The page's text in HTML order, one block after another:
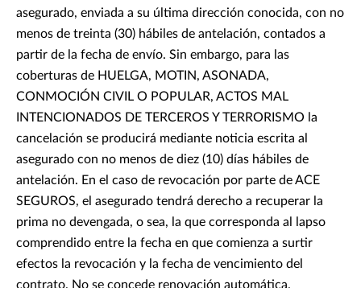
asegurado, enviada a su última dirección conocida, con no
menos de treinta (30) hábiles de antelación, contados a
partir de la fecha de envío. Sin embargo, para las
coberturas de HUELGA, MOTIN, ASONADA,
CONMOCIÓN CIVIL O POPULAR, ACTOS MAL
INTENCIONADOS DE TERCEROS Y TERRORISMO la
cancelación se producirá mediante noticia escrita al
asegurado con no menos de diez (10) días hábiles de
antelación. En el caso de revocación por parte de ACE
SEGUROS, el asegurado tendrá derecho a recuperar la
prima no devengada, o sea, la que corresponda al lapso
comprendido entre la fecha en que comienza a surtir
efectos la revocación y la fecha de vencimiento del
contrato. No se concede renovación automática.